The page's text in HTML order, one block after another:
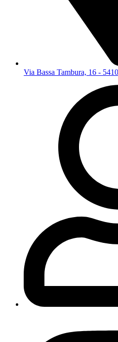
Via Bassa Tambura, 16 -